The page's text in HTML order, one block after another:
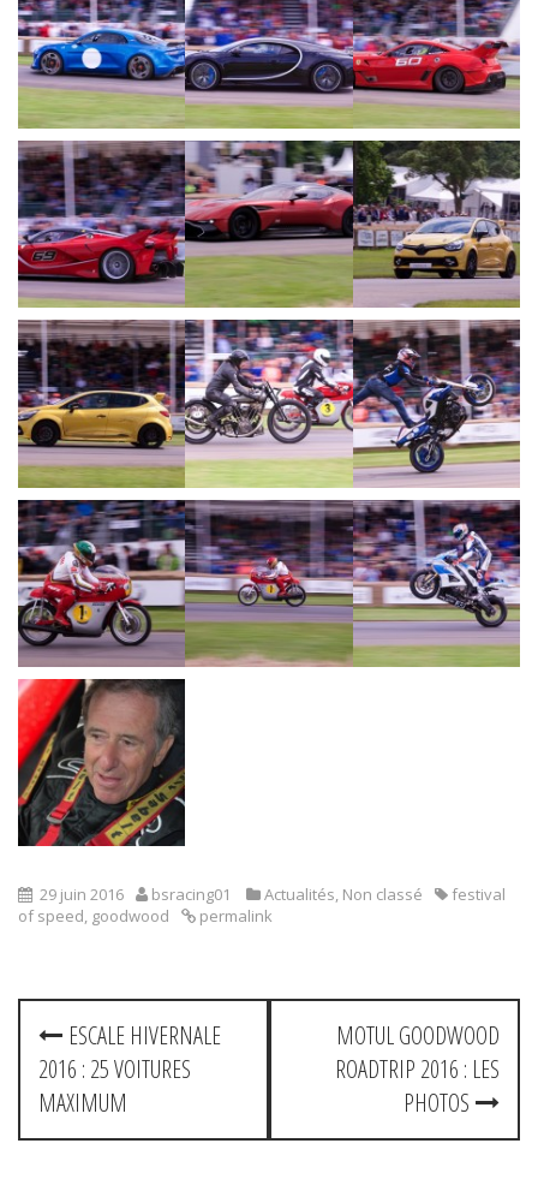
29 juin 2016 bsracing01 Actualités, Non classé
festival
of speed, goodwood permalink
s
ESCALE HIVERNALE
2016 : 25 VOITURES
MAXIMUM
MOTUL GOODWOOD
ROADTRIP 2016 : LES
PHOTOS